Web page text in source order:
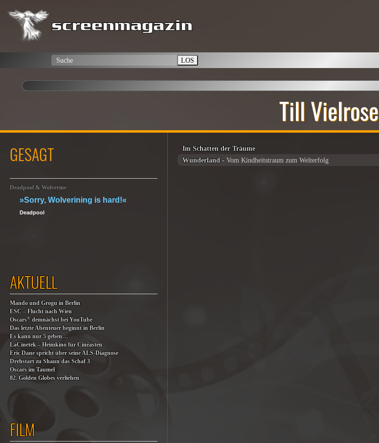
LOS
Till Vielrose
Im Schatten der Träume
Wunderland - Vom Kindheitstraum zum Welterfolg
GESAGT
Deadpool & Wolverine
»Sorry, Wolverining is hard!«
Deadpool
AKTUELL
Mando und Grogu in Berlin
ESC – Flucht nach Wien
Oscars® demnächst bei YouTube
Das letzte Abenteuer beginnt in Berlin
Es kann nur 5 geben…
LaCinetek – Heimkino für Cinéasten
Eric Dane spricht über seine ALS-Diagnose
Drehstart zu Shaun das Schaf 3
Oscars im Taumel
82. Golden Globes verliehen
FILM